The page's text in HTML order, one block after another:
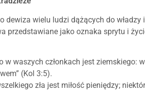
dewiza wielu ludzi dążących do
przedstawiane jako oznaka sprytu i
w waszych członkach jest ziemskiego:
(Kol 3:5).
zła jest miłość pieniędzy;